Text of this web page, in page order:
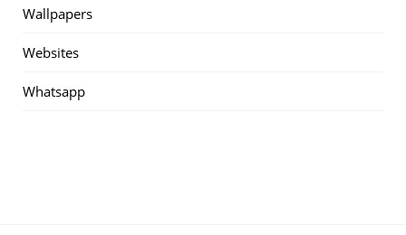
Wallpapers
Websites
Whatsapp